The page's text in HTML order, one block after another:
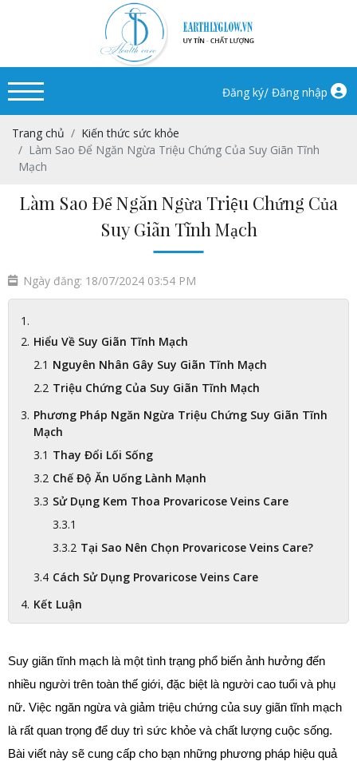
Đăng ký/ Đăng nhập
Trang chủ
Kiến thức sức khỏe
Làm Sao Để Ngăn Ngừa Triệu Chứng Của Suy Giãn Tĩnh
Mạch
Làm Sao Để Ngăn Ngừa Triệu Chứng Của
Suy Giãn Tĩnh Mạch
Ngày đăng: 18/07/2024 03:54 PM
Hiểu Về Suy Giãn Tĩnh Mạch
Nguyên Nhân Gây Suy Giãn Tĩnh Mạch
Triệu Chứng Của Suy Giãn Tĩnh Mạch
Phương Pháp Ngăn Ngừa Triệu Chứng Suy Giãn Tĩnh
Mạch
Thay Đổi Lối Sống
Chế Độ Ăn Uống Lành Mạnh
Sử Dụng Kem Thoa Provaricose Veins Care
Tại Sao Nên Chọn Provaricose Veins Care?
Cách Sử Dụng Provaricose Veins Care
Kết Luận
Suy giãn tĩnh mạch là một tình trạng phổ biến ảnh hưởng đến
nhiều người trên toàn thế giới, đặc biệt là người cao tuổi và phụ
nữ. Việc ngăn ngừa và giảm triệu chứng của suy giãn tĩnh mạch
là rất quan trọng để duy trì sức khỏe và chất lượng cuộc sống.
Bài viết này sẽ cung cấp cho bạn những phương pháp hiệu quả